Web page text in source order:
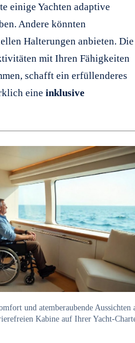
einige Yachten adaptive
Andere könnten
Halterungen anbieten. Die
mit Ihren Fähigkeiten
schafft ein erfüllenderes
eine inklusive
und atemberaubende Aussichten
Kabine auf Ihrer Yacht-